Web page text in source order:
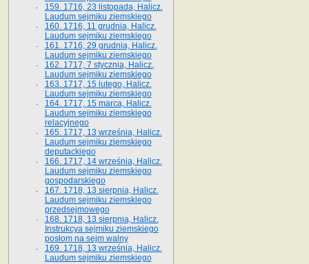
159. 1716, 23 listopada, Halicz.
Laudum sejmiku ziemskiego
160. 1716, 11 grudnia, Halicz.
Laudum sejmiku ziemskiego
161. 1716, 29 grudnia, Halicz.
Laudum sejmiku ziemskiego
162. 1717, 7 stycznia, Halicz.
Laudum sejmiku ziemskiego
163. 1717, 15 lutego, Halicz.
Laudum sejmiku ziemskiego
164. 1717, 15 marca, Halicz.
Laudum sejmiku ziemskiego
relacyjnego
165. 1717, 13 września, Halicz.
Laudum sejmiku ziemskiego
deputackiego
166. 1717, 14 września, Halicz.
Laudum sejmiku ziemskiego
gospodarskiego
167. 1718, 13 sierpnia, Halicz.
Laudum sejmiku ziemskiego
przedsejmowego
168. 1718, 13 sierpnia, Halicz.
Instrukcya sejmiku ziemskiego
posłom na sejm walny
169. 1718, 13 września, Halicz.
Laudum sejmiku ziemskiego